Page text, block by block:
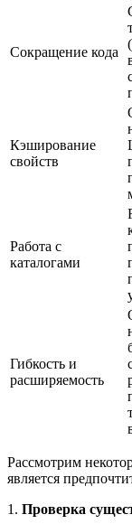
Сокращение кода
Кэширование
свойств
Работа с
каталогами
Гибкость и
расширяемость
Рассмотрим
является
1. Проверка